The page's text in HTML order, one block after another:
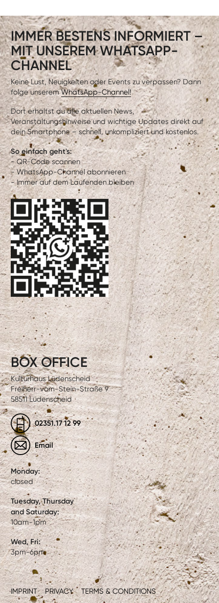
IMMER BESTENS INFORMIERT –
MIT UNSEREM WHATSAPP-
CHANNEL
Keine Lust, Neuigkeiten oder Events zu verpassen? Dann
folge unseremWhatsApp-Channel!
Dort erhältst du alle aktuellen News,
Veranstaltungshinweise und wichtige Updates direkt auf
dein Smartphone – schnell, unkompliziert und kostenlos.
So einfach geht's:
- QR-Code scannen
- WhatsApp-Channel abonnieren
- Immer auf dem Laufenden bleiben
IMPRINT PRIVACY TERMS & CONDITIONS
BOX OFFICE
Kulturhaus Lüdenscheid
Freiherr-vom-Stein-Straße 9
58511 Lüdenscheid
02351.17 12 99
Email
Monday:
closed
Tuesday, Thursday
and Saturday:
10am-1pm
Wed, Fri:
3pm-6pm